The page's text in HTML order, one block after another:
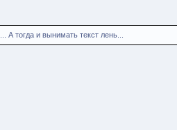
А тогда и вынимать текст лень...